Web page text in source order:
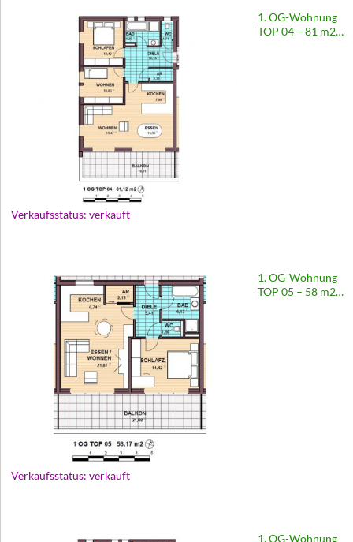
1. OG-Wohnung
TOP 04 – 81 m2 |
Verkaufsstatus: verkauft
1. OG-Wohnung
TOP 05 – 58 m2 |
Verkaufsstatus: verkauft
1. OG-Wohnung